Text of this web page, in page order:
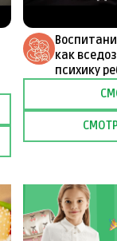
как
психику